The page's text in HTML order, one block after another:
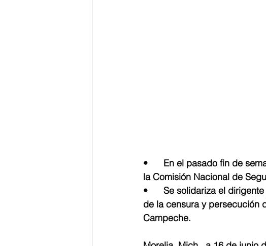
•	En el pasado fin de semana se registraron 6 asesinatos en la entidad, y solo reporta a
la Comisión Nacional de
•	Se solidariza el dirigente estatal del PRI con los reporteros y se pronuncia en contra
de la censura y persecución
Campeche.